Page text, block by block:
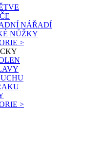
NÁŘADÍ
NŮŽKY
>
>